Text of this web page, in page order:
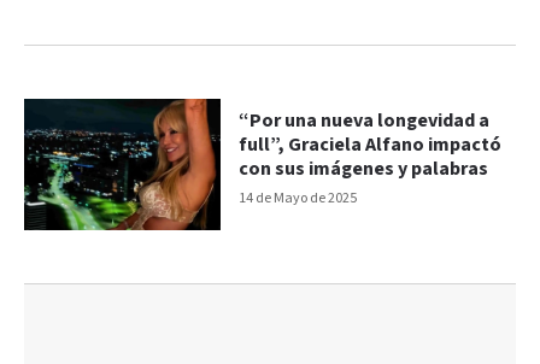
14 de Mayo de 2025
“Por una nueva longevidad a
full”, Graciela Alfano impactó
con sus imágenes y palabras